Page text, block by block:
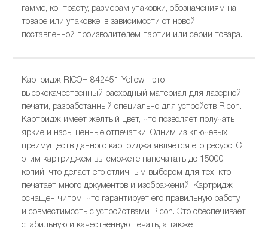
гамме, контрасту, размерам упаковки, обозначениям на
товаре или упаковке, в зависимости от новой
поставленной производителем партии или серии товара.
Картридж RICOH 842451 Yellow - это
высококачественный расходный материал для лазерной
печати, разработанный специально для устройств Ricoh.
Картридж имеет желтый цвет, что позволяет получать
яркие и насыщенные отпечатки. Одним из ключевых
преимуществ данного картриджа является его ресурс. С
этим картриджем вы сможете напечатать до 15000
копий, что делает его отличным выбором для тех, кто
печатает много документов и изображений. Картридж
оснащен чипом, что гарантирует его правильную работу
и совместимость с устройствами Ricoh. Это обеспечивает
стабильную и качественную печать, а также